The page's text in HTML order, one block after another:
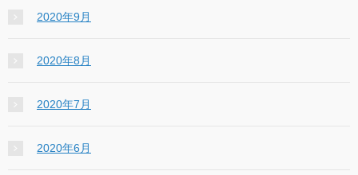
2020年9月
2020年8月
2020年7月
2020年6月